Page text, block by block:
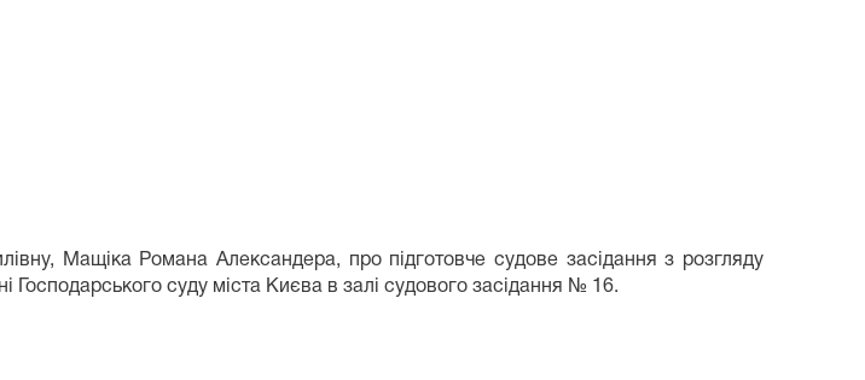
Мащіка Романа Александера, про підготовче судове засідання з розгляду
Господарського суду міста Києва в залі судового засідання № 16.